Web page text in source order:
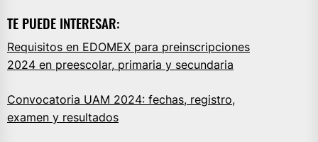
TE PUEDE INTERESAR:
Requisitos en EDOMEX para preinscripciones
2024 en preescolar, primaria y secundaria
Convocatoria UAM 2024: fechas, registro,
examen y resultados